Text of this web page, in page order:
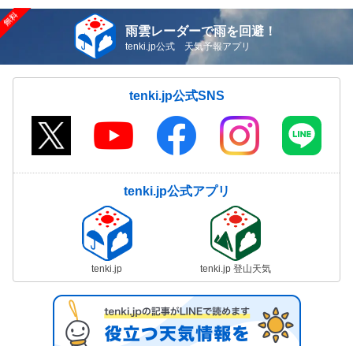
雨雲レーダーで雨を回避！
tenki.jp公式 天気予報アプリ
tenki.jp公式SNS
tenki.jp公式アプリ
tenki.jp tenki.jp 登山天気